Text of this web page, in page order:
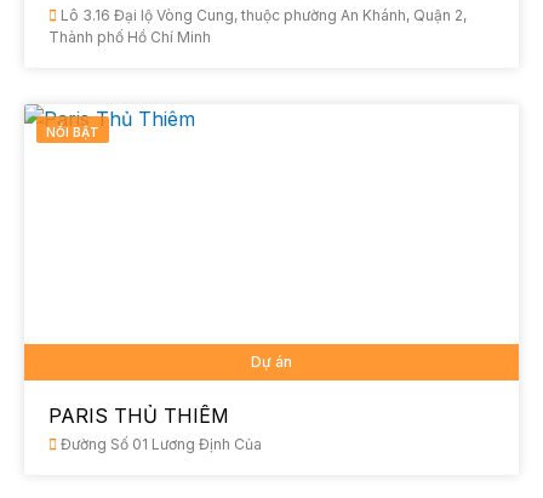
Lô 3.16 Đại lộ Vòng Cung, thuộc phường An Khánh, Quận 2,
Thành phố Hồ Chí Minh
NỔI BẬT
Dự án
PARIS THỦ THIÊM
Đường Số 01 Lương Định Của